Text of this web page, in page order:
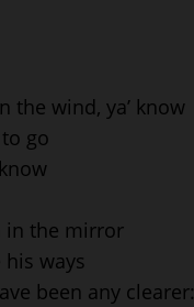
the wind, ya’ know
go
in the mirror
his ways
been any clearer: